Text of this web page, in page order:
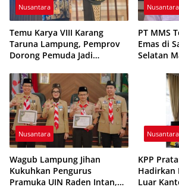
Nusantara
Temu Karya VIII Karang
Taruna Lampung, Pemprov
Dorong Pemuda Jadi
Nusantara
PT MMS
Emas di
Selatan
Nusantara
Wagub Lampung Jihan
Kukuhkan Pengurus
Pramuka UIN Raden Intan,
Nusantara
KPP
Hadirkan
Luar